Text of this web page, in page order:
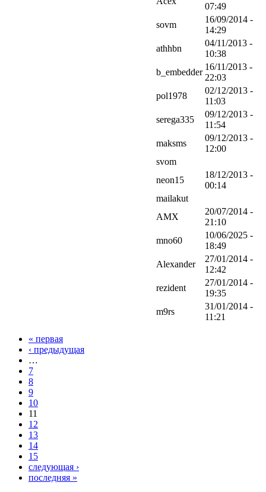
07:49
sovm
16/09/2014 -
14:29
athhbn
04/11/2013 -
10:38
b_embedder
16/11/2013 -
22:03
pol1978
02/12/2013 -
11:03
serega335
09/12/2013 -
11:54
maksms
09/12/2013 -
12:00
svom
neon15
18/12/2013 -
00:14
mailakut
AMX
20/07/2014 -
21:10
mno60
10/06/2025 -
18:49
Alexander
27/01/2014 -
12:42
rezident
27/01/2014 -
19:35
m9rs
31/01/2014 -
11:21
« первая
‹ предыдущая
…
7
8
9
10
11
12
13
14
15
следующая ›
последняя »